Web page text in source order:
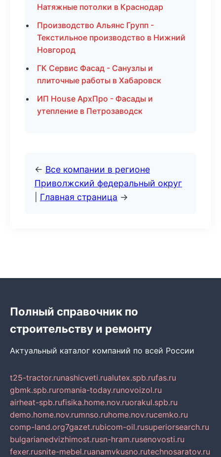
Натяжные потолки в Краснодар
Производство Альянс Групп -
Текстильное производство в Нижний
Новгород
ГК Сервис Фасад - Санузлы и
плиточные работы в Хабаровск
ИП House АрхПро - Фасады и
утепление в Петрозаводск
← Все компании в регионе
Приволжский федеральный округ
Главная страница →
Полный справочник по
строительству и ремонту
Актуальный каталог компаний по всей России
t25-tractor.runashicveti.rualutex.spb.rufas.ru
gbmk.spb.ruromania-today.runovoizol.ru
airheat-spb.rufisika.home.nov.ruorakul.spb.ru
demo.home.nov.rumnso.ruhome.nov.rucemko.ru
comp-land.org7gazet.rubicom-oil.rusuperiorsearch.ru
bulgarianedvizhimost.rusn-hram.rusenovosti.ru
fexer.rusnite-mebel.ruanamvkusno.rutechnosaratov.ru